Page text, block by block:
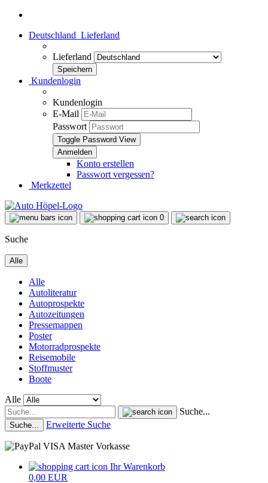
Deutschland Lieferland
Lieferland
Kundenlogin
Kundenlogin
E-Mail
Passwort
Toggle Password View
Konto erstellen
Passwort vergessen?
Merkzettel
0
Suche
Alle
Alle
Autoliteratur
Autoprospekte
Autozeitungen
Pressemappen
Poster
Motorradprospekte
Reisemobile
Stoffmuster
Boote
Alle
Suche...
Suche... Erweiterte Suche
Ihr Warenkorb
0,00 EUR